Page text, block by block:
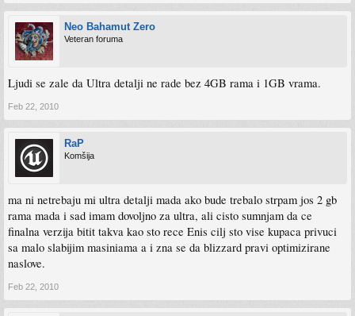
Neo Bahamut Zero
Veteran foruma
Ljudi se zale da Ultra detalji ne rade bez 4GB rama i 1GB vrama.
Feb 22, 2010
RaP
Komšija
ma ni netrebaju mi ultra detalji mada ako bude trebalo strpam jos 2 gb
rama mada i sad imam dovoljno za ultra, ali cisto sumnjam da ce
finalna verzija bitit takva kao sto rece Enis cilj sto vise kupaca privuci
sa malo slabijim masiniama a i zna se da blizzard pravi optimizirane
naslove.
Feb 22, 2010